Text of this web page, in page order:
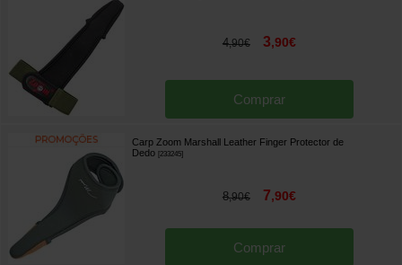
4,90€ 3,90€
Comprar
Carp Zoom Marshall Leather Finger Protector de
Dedo [233245]
8,90€ 7,90€
Comprar